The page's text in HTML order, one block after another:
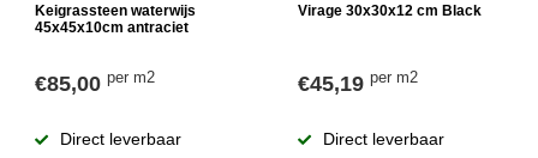
Keigrassteen waterwijs
45x45x10cm antraciet
€85,00 per m2
Direct leverbaar
Virage 30x30x12 cm Black
€45,19per m2
Direct leverbaar